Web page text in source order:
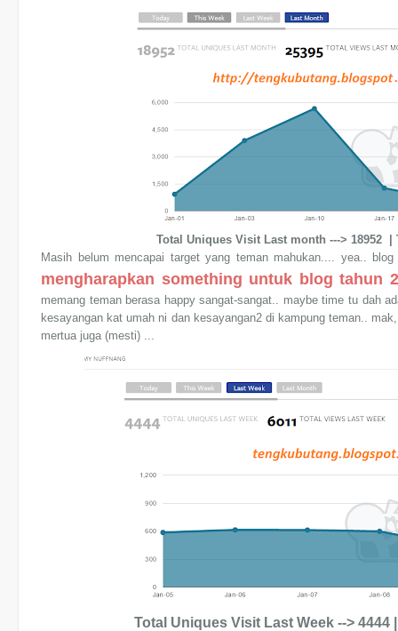
Total Uniques Visit Last month ---> 18952 |
Masih belum mencapai target yang teman mahukan.... yea..
mengharapkan something untuk blog tahun
memang teman berasa happy sangat-sangat.. maybe time tu dah
kesayangan kat umah ni dan kesayangan2 di kampung teman..
mertua juga (mesti) ...
Total Uniques Visit Last Week --> 4444